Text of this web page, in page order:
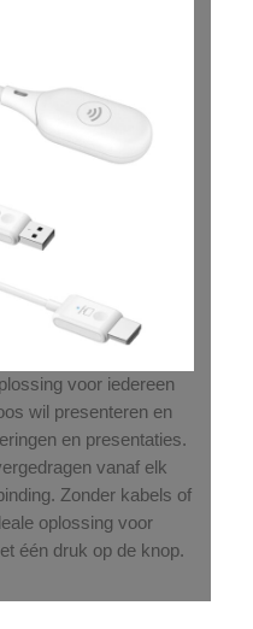
voor iedereen
wil presenteren en
en presentaties.
vanaf elk
Zonder kabels of
oplossing voor
één druk op de knop.